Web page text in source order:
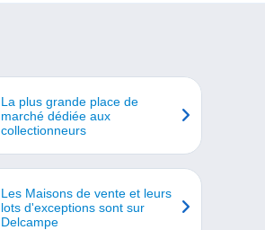
La plus grande place de
marché dédiée aux
collectionneurs
Les Maisons de vente et leurs
lots d'exceptions sont sur
Delcampe